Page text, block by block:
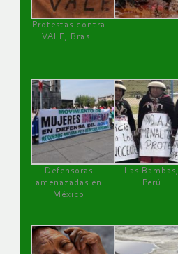
Protestas contra
VALE, Brasil
Defensoras
amenazadas en
México
Las Bambas,
Perú